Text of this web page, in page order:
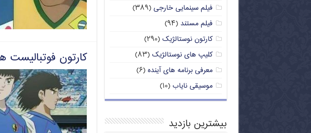
کارتون فوتبالیست ها ۳ – کامل (دوبله
فیلم سینمایی خارجی (۳۸۹)
فیلم مستند (۹۴)
کارتون نوستالژیک (۲۹۰)
کلیپ های نوستالژیک (۸۳)
معرفی برنامه های آینده (۶)
موسیقی نایاب (۱۰)
بیشترین بازدید